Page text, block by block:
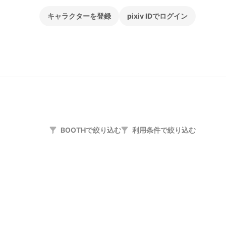
キャラクターを登録 pixiv IDでログイン
BOOTHで絞り込む 利用条件で絞り込む